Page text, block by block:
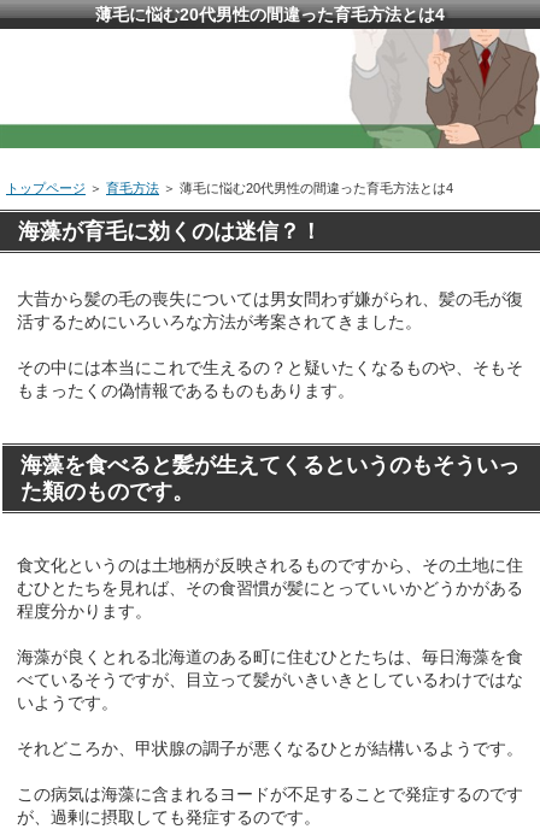
薄毛に悩む20代男性の間違った育毛方法とは4
トップページ ＞ 育毛方法 ＞ 薄毛に悩む20代男性の間違った育毛方法とは4
海藻が育毛に効くのは迷信？！
大昔から髪の毛の喪失については男女問わず嫌がられ、髪の毛が復
活するためにいろいろな方法が考案されてきました。
その中には本当にこれで生えるの？と疑いたくなるものや、そもそ
もまったくの偽情報であるものもあります。
海藻を食べると髪が生えてくるというのもそういっ
た類のものです。
食文化というのは土地柄が反映されるものですから、その土地に住
むひとたちを見れば、その食習慣が髪にとっていいかどうかがある
程度分かります。
海藻が良くとれる北海道のある町に住むひとたちは、毎日海藻を食
べているそうですが、目立って髪がいきいきとしているわけではな
いようです。
それどころか、甲状腺の調子が悪くなるひとが結構いるようです。
この病気は海藻に含まれるヨードが不足することで発症するのです
が、過剰に摂取しても発症するのです。